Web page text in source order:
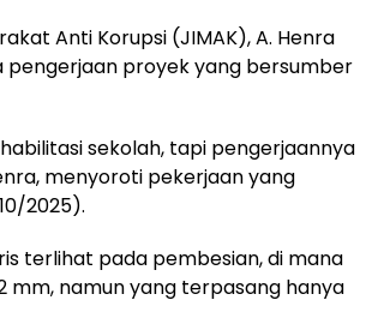
Anti Korupsi (JIMAK), A. Henra
proyek yang bersumber
sekolah, tapi pengerjaannya
menyoroti pekerjaan yang
2025).
terlihat pada pembesian, di mana
mm, namun yang terpasang hanya